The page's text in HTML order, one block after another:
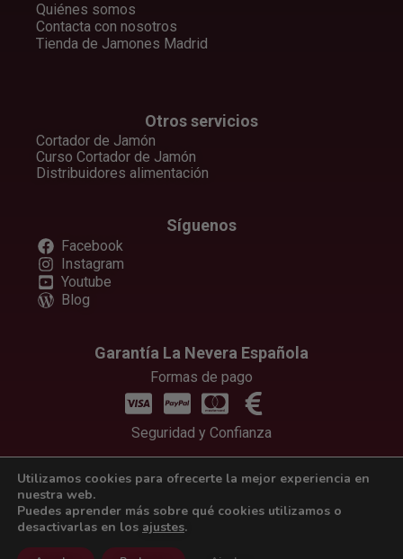
Quiénes somos
Contacta con nosotros
Tienda de Jamones Madrid
Otros servicios
Cortador de Jamón
Curso Cortador de Jamón
Distribuidores alimentación
Síguenos
Facebook
Instagram
Youtube
Blog
Garantía La Nevera Española
Formas de pago
Seguridad y Confianza
Copyright © 2025 Carnes propias de Extremadura S.L.
Aviso legal y política de privacidad
Protección de datos y cookies
Términos y condiciones de uso
Utilizamos cookies para ofrecerte la mejor experiencia en
nuestra web.
Puedes aprender más sobre qué cookies utilizamos o
desactivarlas en los ajustes.